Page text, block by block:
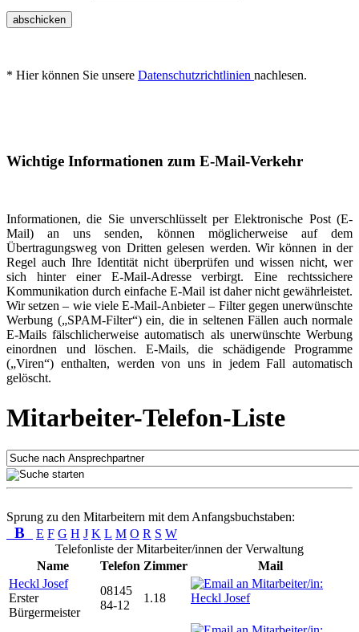
abschicken
* Hier können Sie unsere Datenschutzrichtlinien nachlesen.
Wichtige Informationen zum E-Mail-Verkehr
Informationen, die Sie unverschlüsselt per Elektronische Post (E-
Mail) an uns senden, können möglicherweise auf dem
Übertragungsweg von Dritten gelesen werden. Wir können in der
Regel auch Ihre Identität nicht überprüfen und wissen nicht, wer
sich hinter einer E-Mail-Adresse verbirgt. Eine rechtssichere
Kommunikation durch einfache E-Mail ist daher nicht gewährleistet.
Wir setzen – wie viele E-Mail-Anbieter – Filter gegen unerwünschte
Werbung („SPAM-Filter“) ein, die in seltenen Fällen auch normale
E-Mails fälschlicherweise automatisch als unerwünschte Werbung
einordnen und löschen. E-Mails, die schädigende Programme
(„Viren“) enthalten, werden von uns in jedem Fall automatisch
gelöscht.
Mitarbeiter-Telefon-Liste
Sprung zu den Mitarbeitern mit dem Anfangsbuchstaben:
B E F G H J K L M O R S W
Telefonliste der Mitarbeiter/innen der Verwaltung
Name
Telefon Zimmer
Mail
Heckl Josef
Erster
Bürgermeister
08145
84-12
1.18